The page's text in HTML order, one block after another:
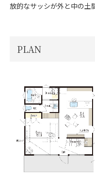
放的なサッシが外と中の土
PLAN